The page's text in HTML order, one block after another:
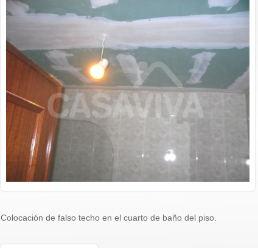
Colocación de falso techo en el cuarto de baño del piso.